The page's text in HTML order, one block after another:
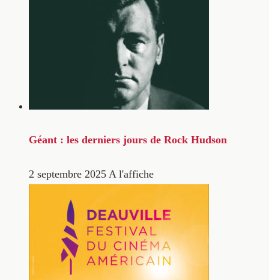
Géant : les derniers jours de Rock Hudson
2 septembre 2025 A l'affiche